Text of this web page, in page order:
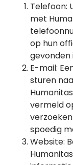
Telefoon:
met
op hun
gevonden
E-mail:
sturen
vermeld
spoedig
Website: